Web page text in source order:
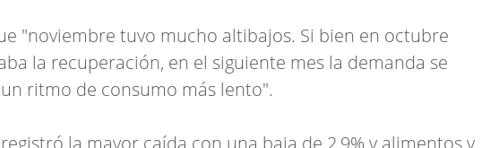
"noviembre tuvo mucho altibajos. Si bien en octubre
la recuperación, en el siguiente mes la demanda se
ritmo de consumo más lento".
la mayor caída con una baja de 2,9% y alimentos y